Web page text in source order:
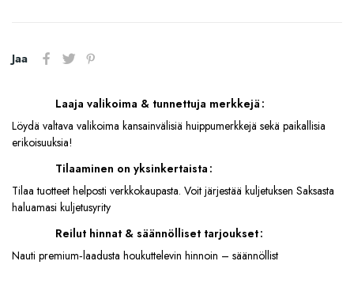
Jaa
Laaja valikoima & tunnettuja merkkejä
Löydä valtava valikoima kansainvälisiä huippumerkkejä sekä paikallisia
erikoisuuksia!
Tilaaminen on yksinkertaista
Tilaa tuotteet helposti verkkokaupasta. Voit järjestää kuljetuksen Saksasta
haluamasi kuljetusyrity
Reilut hinnat & säännölliset tarjoukset
Nauti premium‑laadusta houkuttelevin hinnoin – säännöllist